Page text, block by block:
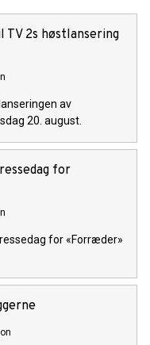
TV 2s høstlansering
av
20. august.
for
for «Forræder»